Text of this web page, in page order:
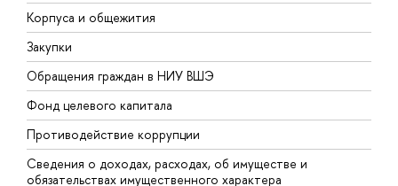
Корпуса и общежития
Закупки
Обращения граждан в НИУ ВШЭ
Фонд целевого капитала
Противодействие коррупции
Сведения о доходах, расходах, об имуществе и
обязательствах имущественного характера